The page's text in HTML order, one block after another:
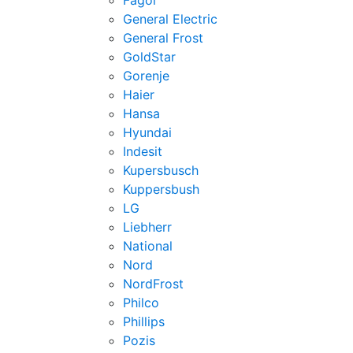
General Electric
General Frost
GoldStar
Gorenje
Haier
Hansa
Hyundai
Indesit
Kupersbusch
Kuppersbush
LG
Liebherr
National
Nord
NordFrost
Philco
Phillips
Pozis